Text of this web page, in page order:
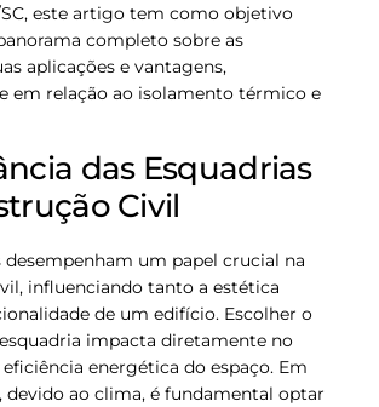
este artigo tem como objetivo
completo sobre as
aplicações e vantagens,
em relação ao isolamento térmico e
das Esquadrias
Civil
desempenham um papel crucial na
influenciando tanto a estética
de um edifício. Escolher o
impacta diretamente no
energética do espaço. Em
devido ao clima, é fundamental optar